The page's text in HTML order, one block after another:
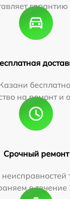
гарантию
на ремонт и
Срочный ремонт
в течение